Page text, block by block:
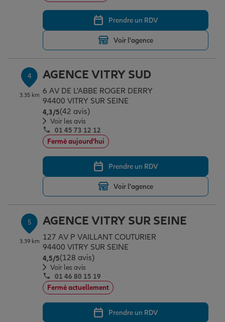
Tous nos devis d'assurance
Prendre un RDV
Voir l'agence
4
3.35 km
AGENCE VITRY SUD
6 AV DE L'ABBE ROGER DERRY
94400 VITRY SUR SEINE
4,3/5Note de 4.3 sur 5
(42 avis)
Voir les avis
01 45 73 12 12
Fermé aujourd'hui
Prendre un RDV
Voir l'agence
5
3.39 km
AGENCE VITRY SUR SEINE
127 AV P VAILLANT COUTURIER
94400 VITRY SUR SEINE
4,5/5Note de 4.5 sur 5
(128 avis)
Voir les avis
01 46 80 15 19
Fermé actuellement
Prendre un RDV